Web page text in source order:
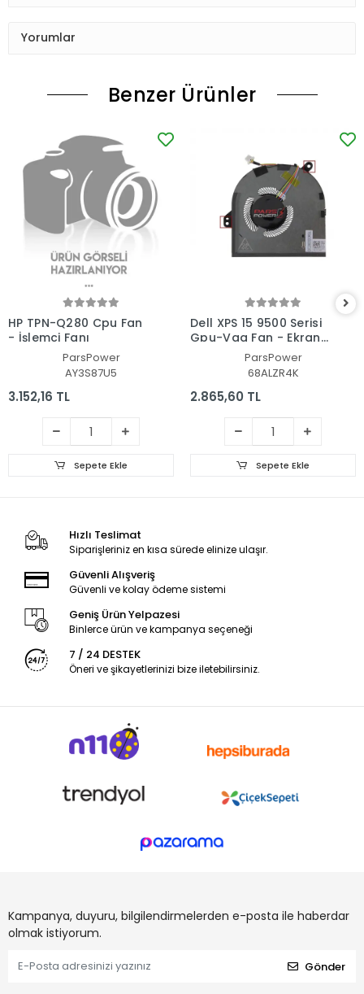
Yorumlar
Benzer Ürünler
HP TPN-Q280 Cpu Fan
- İşlemci Fanı
ParsPower
AY3S87U5
3.152,16 TL
Sepete Ekle
Dell XPS 15 9500 Serisi
Gpu-Vga Fan - Ekran
Kartı FanıParsPower
68ALZR4K
2.865,60 TL
Sepete Ekle
Hızlı Teslimat
Siparişleriniz en kısa sürede elinize ulaşır.
Güvenli Alışveriş
Güvenli ve kolay ödeme sistemi
Geniş Ürün Yelpazesi
Binlerce ürün ve kampanya seçeneği
7 / 24 DESTEK
Öneri ve şikayetlerinizi bize iletebilirsiniz.
Kampanya, duyuru, bilgilendirmelerden e-posta ile haberdar
olmak istiyorum.
Gönder